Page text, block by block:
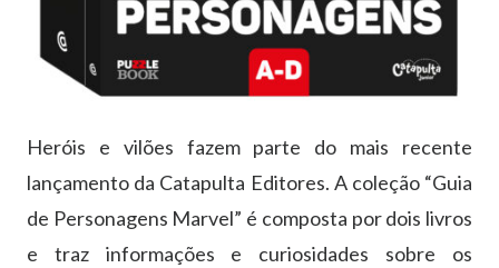
Heróis e vilões fazem parte do mais recente
lançamento da Catapulta Editores. A coleção “Guia
de Personagens Marvel” é composta por dois livros
e traz informações e curiosidades sobre os